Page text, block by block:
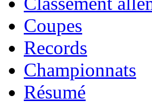
Coupes
Records
Championnats
Résumé